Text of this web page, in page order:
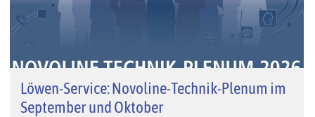
Löwen-Service: Novoline-Technik-Plenum im
September und Oktober